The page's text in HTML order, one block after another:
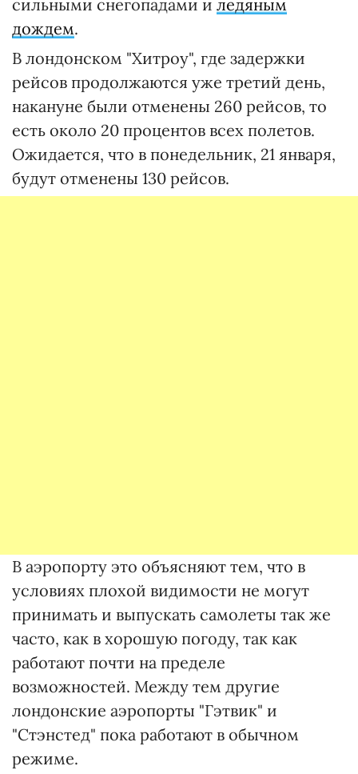
сильными снегопадами и ледяным
дождем.
В лондонском "Хитроу", где задержки
рейсов продолжаются уже третий день,
накануне были отменены 260 рейсов, то
есть около 20 процентов всех полетов.
Ожидается, что в понедельник, 21 января,
будут отменены 130 рейсов.
В аэропорту это объясняют тем, что в
условиях плохой видимости не могут
принимать и выпускать самолеты так же
часто, как в хорошую погоду, так как
работают почти на пределе
возможностей. Между тем другие
лондонские аэропорты "Гэтвик" и
"Стэнстед" пока работают в обычном
режиме.